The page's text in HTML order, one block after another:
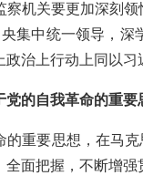
机关要更加深刻
集中统一领导，
治上行动上同以
的自我革命的重要
要思想，在马克
全面把握，不断增